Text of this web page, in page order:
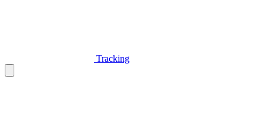
Tracking